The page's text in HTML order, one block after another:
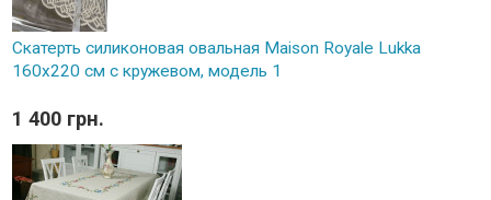
Скатерть силиконовая овальная Maison Royale Lukka
160х220 см с кружевом, модель 1
1 400 грн.